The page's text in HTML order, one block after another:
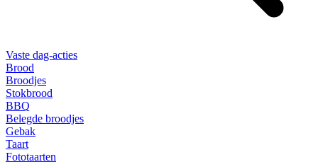
Vaste dag-acties
Brood
Broodjes
Stokbrood
BBQ
Belegde broodjes
Gebak
Taart
Fototaarten